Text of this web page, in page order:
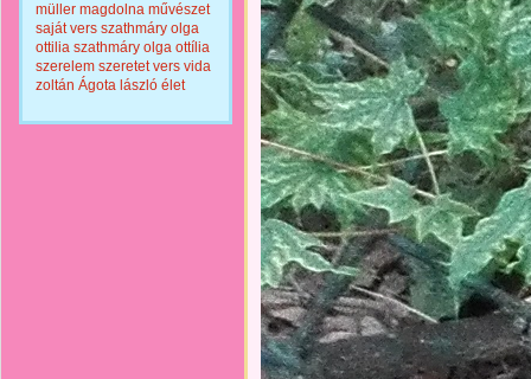
müller magdolna művészet
saját vers szathmáry olga
ottilia szathmáry olga ottília
szerelem szeretet vers vida
zoltán Ágota lászló élet